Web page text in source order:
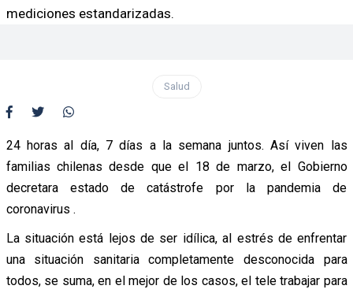
mediciones estandarizadas.
Salud
24 horas al día, 7 días a la semana juntos. Así viven las
familias chilenas desde que el 18 de marzo, el Gobierno
decretara estado de catástrofe por la pandemia de
coronavirus .
La situación está lejos de ser idílica, al estrés de enfrentar
una situación sanitaria completamente desconocida para
todos, se suma, en el mejor de los casos, el tele trabajar para